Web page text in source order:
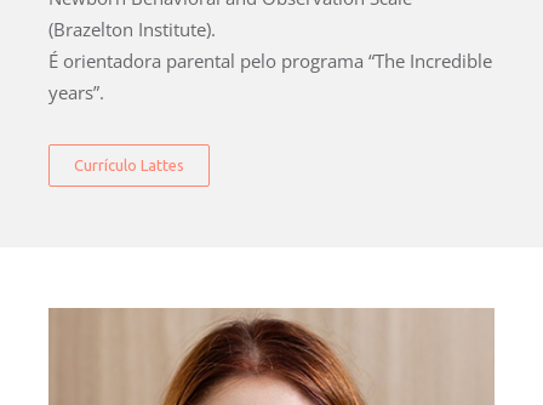
(Brazelton Institute).
É orientadora parental pelo programa “The Incredible
years”.
Currículo Lattes